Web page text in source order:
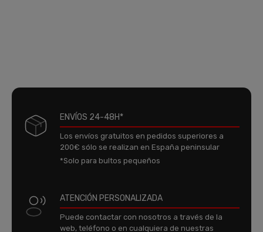
ENVÍOS 24-48H*
Los envíos gratuitos en pedidos superiores a
200€ sólo se realizan en España peninsular
*Solo para bultos pequeños
ATENCIÓN PERSONALIZADA
Puede contactar con nosotros a través de la
web, teléfono o en cualquiera de nuestras